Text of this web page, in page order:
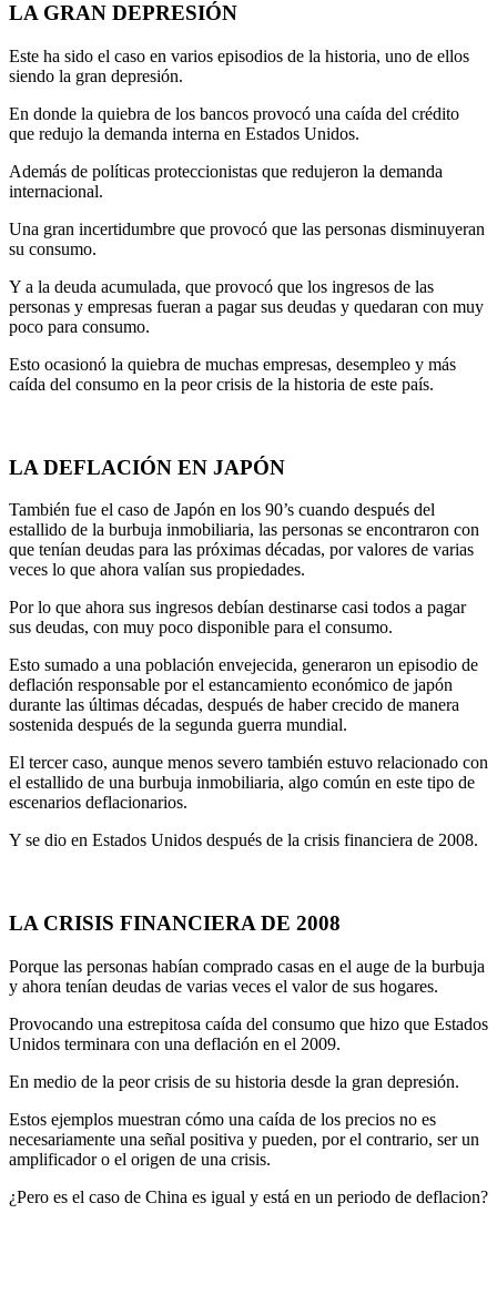
LA GRAN DEPRESIÓN
Este ha sido el caso en varios episodios de la historia, uno de ellos
siendo la gran depresión.
En donde la quiebra de los bancos provocó una caída del crédito
que redujo la demanda interna en Estados Unidos.
Además de políticas proteccionistas que redujeron la demanda
internacional.
Una gran incertidumbre que provocó que las personas disminuyeran
su consumo.
Y a la deuda acumulada, que provocó que los ingresos de las
personas y empresas fueran a pagar sus deudas y quedaran con muy
poco para consumo.
Esto ocasionó la quiebra de muchas empresas, desempleo y más
caída del consumo en la peor crisis de la historia de este país.
LA DEFLACIÓN EN JAPÓN
También fue el caso de Japón en los 90’s cuando después del
estallido de la burbuja inmobiliaria, las personas se encontraron con
que tenían deudas para las próximas décadas, por valores de varias
veces lo que ahora valían sus propiedades.
Por lo que ahora sus ingresos debían destinarse casi todos a pagar
sus deudas, con muy poco disponible para el consumo.
Esto sumado a una población envejecida, generaron un episodio de
deflación responsable por el estancamiento económico de japón
durante las últimas décadas, después de haber crecido de manera
sostenida después de la segunda guerra mundial.
El tercer caso, aunque menos severo también estuvo relacionado con
el estallido de una burbuja inmobiliaria, algo común en este tipo de
escenarios deflacionarios.
Y se dio en Estados Unidos después de la crisis financiera de 2008.
LA CRISIS FINANCIERA DE 2008
Porque las personas habían comprado casas en el auge de la burbuja
y ahora tenían deudas de varias veces el valor de sus hogares.
Provocando una estrepitosa caída del consumo que hizo que Estados
Unidos terminara con una deflación en el 2009.
En medio de la peor crisis de su historia desde la gran depresión.
Estos ejemplos muestran cómo una caída de los precios no es
necesariamente una señal positiva y pueden, por el contrario, ser un
amplificador o el origen de una crisis.
¿Pero es el caso de China es igual y está en un periodo de deflacion?